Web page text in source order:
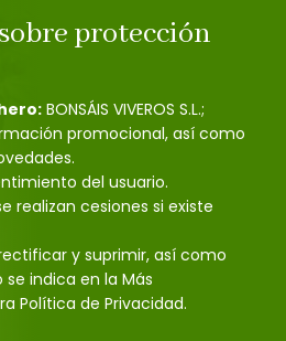
protección
BONSÁIS VIVEROS S.L.;
promocional, así como
del usuario.
realizan cesiones si existe
y suprimir, así como
indica en la Más
Política de Privacidad.